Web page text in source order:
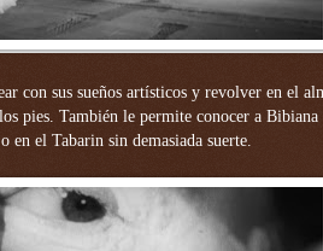
con sus sueños artísticos y revolver en el
pies. También le permite conocer a
en el Tabarin sin demasiada suerte.